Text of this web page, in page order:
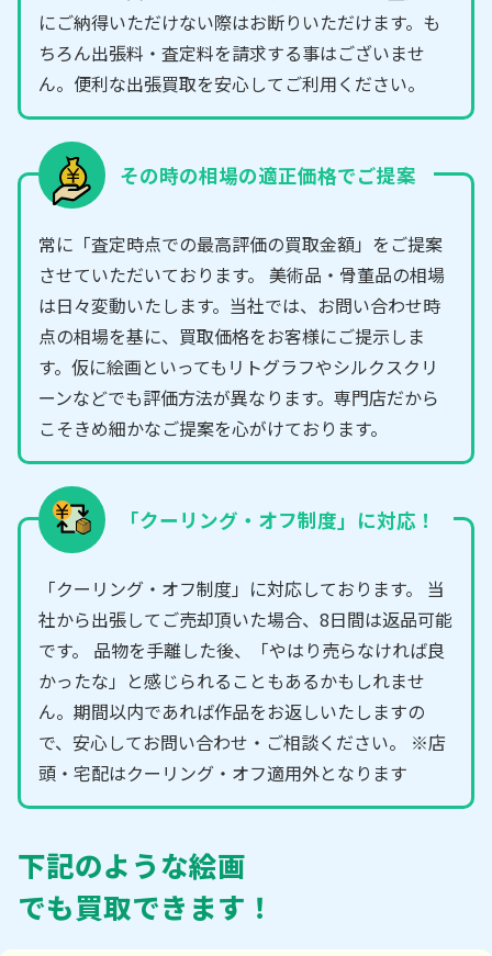
にご納得いただけない際はお断りいただけます。も
ちろん出張料・査定料を請求する事はございませ
ん。便利な出張買取を安心してご利用ください。
その時の相場の適正価格でご提案
常に「査定時点での最高評価の買取金額」をご提案
させていただいております。 美術品・骨董品の相場
は日々変動いたします。当社では、お問い合わせ時
点の相場を基に、買取価格をお客様にご提示しま
す。仮に絵画といってもリトグラフやシルクスクリ
ーンなどでも評価方法が異なります。専門店だから
こそきめ細かなご提案を心がけております。
「クーリング・オフ制度」に対応！
「クーリング・オフ制度」に対応しております。 当
社から出張してご売却頂いた場合、8日間は返品可能
です。 品物を手離した後、「やはり売らなければ良
かったな」と感じられることもあるかもしれませ
ん。期間以内であれば作品をお返しいたしますの
で、安心してお問い合わせ・ご相談ください。 ※店
頭・宅配はクーリング・オフ適用外となります
下記のような絵画
でも買取できます！